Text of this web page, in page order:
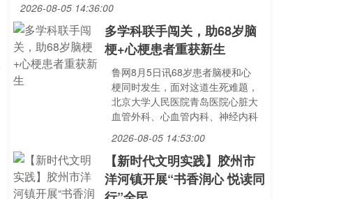
2026-08-05 14:36:00
多学科联手闯关，助68岁脑
梗+心梗患者重获新生
鲁网8月5日讯68岁患者脑梗和心
梗同时发生，面对这道生死难题，
北京大学人民医院青岛医院心脏大
血管外科、心血管内科、神经内科
2026-08-05 14:53:00
【新时代文明实践】胶州市
洋河镇开展“书香润心 悦读同